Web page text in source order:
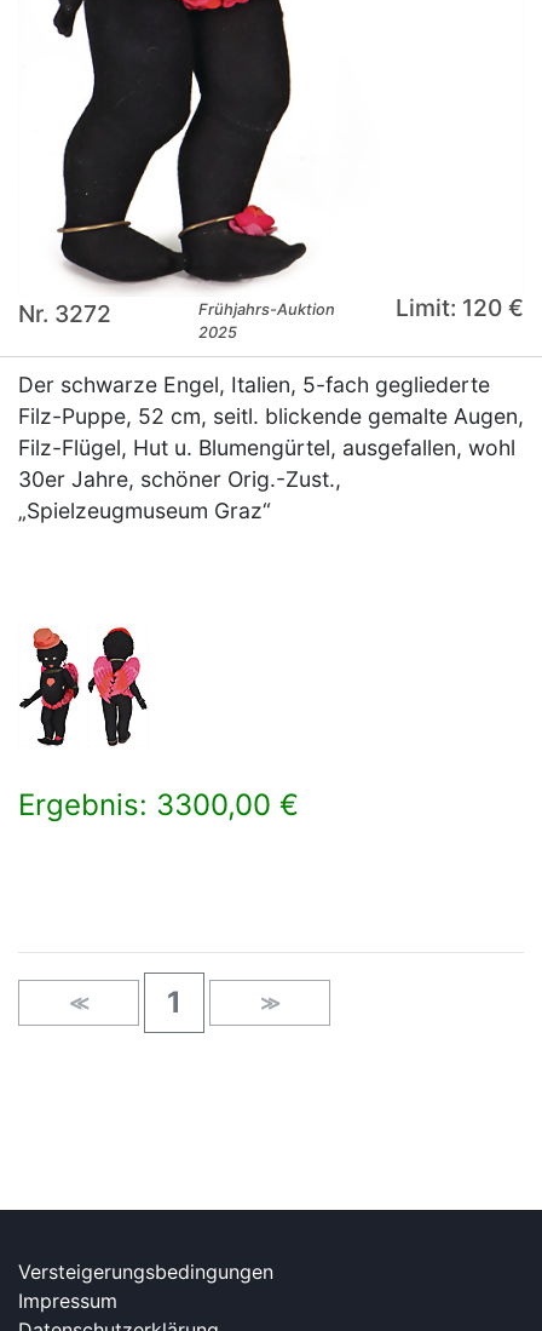
Nr. 3272
Frühjahrs-Auktion
2025
Limit: 120 €
Der schwarze Engel, Italien, 5-fach gegliederte
Filz-Puppe, 52 cm, seitl. blickende gemalte Augen,
Filz-Flügel, Hut u. Blumengürtel, ausgefallen, wohl
30er Jahre, schöner Orig.-Zust.,
„Spielzeugmuseum Graz“
Ergebnis: 3300,00 €
≪ 1 ≫
Versteigerungsbedingungen
Impressum